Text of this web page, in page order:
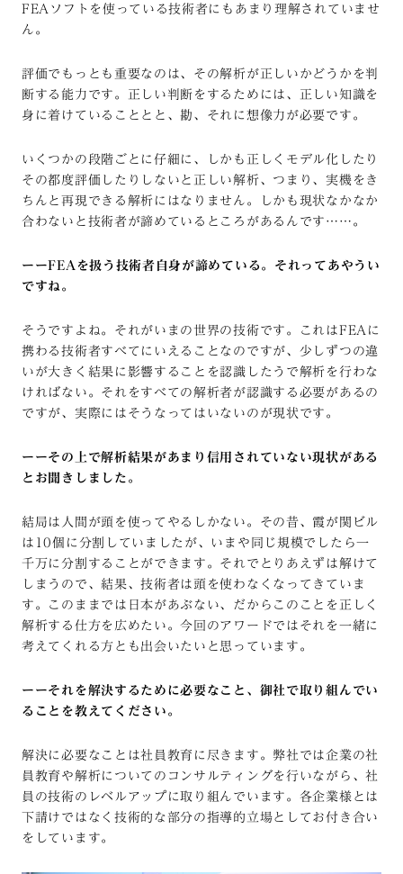
FEAソフトを使っている技術者にもあまり理解されていませ
ん。
評価でもっとも重要なのは、その解析が正しいかどうかを判
断する能力です。正しい判断をするためには、正しい知識を
身に着けていることとと、勘、それに想像力が必要です。
いくつかの段階ごとに仔細に、しかも正しくモデル化したり
その都度評価したりしないと正しい解析、つまり、実機をき
ちんと再現できる解析にはなりません。しかも現状なかなか
合わないと技術者が諦めているところがあるんです……。
ーーFEAを扱う技術者自身が諦めている。それってあやうい
ですね。
そうですよね。それがいまの世界の技術です。これはFEAに
携わる技術者すべてにいえることなのですが、少しずつの違
いが大きく結果に影響することを認識したうで解析を行わな
ければない。それをすべての解析者が認識する必要があるの
ですが、実際にはそうなってはいないのが現状です。
ーーその上で解析結果があまり信用されていない現状がある
とお聞きしました。
結局は人間が頭を使ってやるしかない。その昔、霞が関ビル
は10個に分割していましたが、いまや同じ規模でしたら一
千万に分割することができます。それでとりあえずは解けて
しまうので、結果、技術者は頭を使わなくなってきていま
す。このままでは日本があぶない、だからこのことを正しく
解析する仕方を広めたい。今回のアワードではそれを一緒に
考えてくれる方とも出会いたいと思っています。
ーーそれを解決するために必要なこと、御社で取り組んでい
ることを教えてください。
解決に必要なことは社員教育に尽きます。弊社では企業の社
員教育や解析についてのコンサルティングを行いながら、社
員の技術のレベルアップに取り組んでいます。各企業様とは
下請けではなく技術的な部分の指導的立場としてお付き合い
をしています。